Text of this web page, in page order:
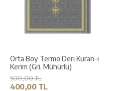
Orta Boy Termo Deri Kuran-ı
Kerim (Gri, Mühürlü)
500,00 TL
400,00 TL